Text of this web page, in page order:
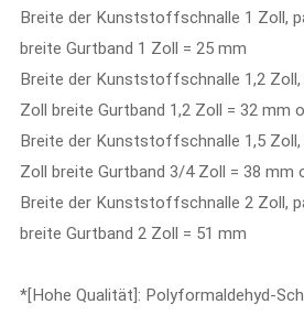
Breite der Kunststoffschnalle 1 Zoll,
breite Gurtband 1 Zoll = 25 mm
Breite der Kunststoffschnalle 1,2
Zoll breite Gurtband 1,2 Zoll = 32 mm
Breite der Kunststoffschnalle 1,5
Zoll breite Gurtband 3/4 Zoll = 38 mm
Breite der Kunststoffschnalle 2 Zoll,
breite Gurtband 2 Zoll = 51 mm
*[Hohe Qualität]: Polyformaldehyd-